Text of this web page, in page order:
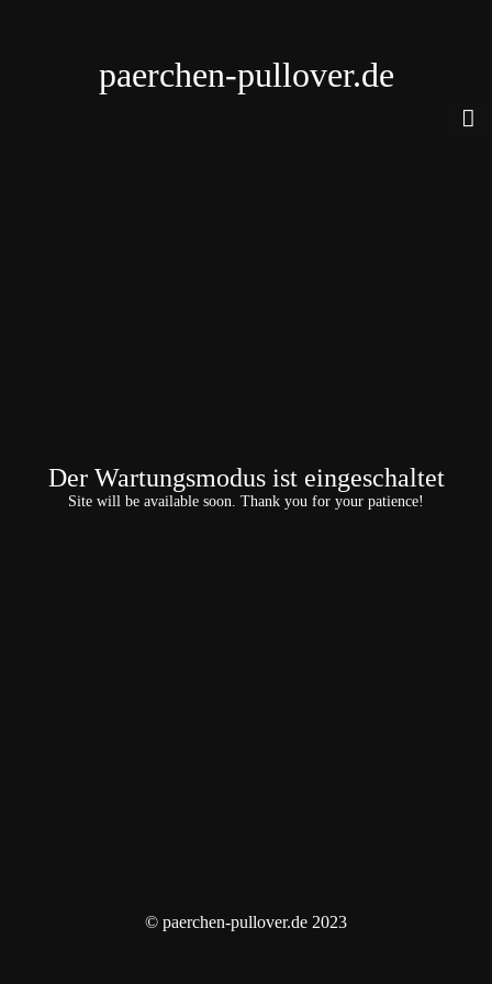
paerchen-pullover.de
Der Wartungsmodus ist eingeschaltet
Site will be available soon. Thank you for your patience!
© paerchen-pullover.de 2023